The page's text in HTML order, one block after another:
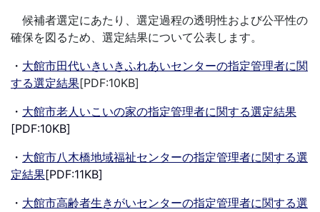
候補者選定にあたり、選定過程の透明性および公平性の
確保を図るため、選定結果について公表します。
・ 大館市田代いきいきふれあいセンターの指定管理者に関
する選定結果[PDF:10KB]
・ 大館市老人いこいの家の指定管理者に関する選定結果
[PDF:10KB]
・ 大館市八木橋地域福祉センターの指定管理者に関する選
定結果[PDF:11KB]
・ 大館市高齢者生きがいセンターの指定管理者に関する選